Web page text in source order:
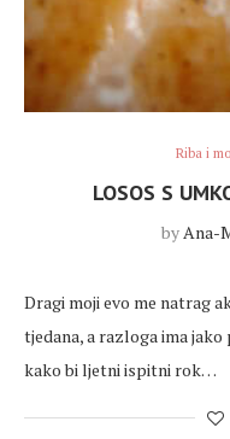
Riba i
LOSOS S
byAna-
Dragi moji evo me natrag
tjedana, a razloga ima
kako bi ljetni ispitni rok…